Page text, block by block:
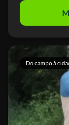
Do campo à